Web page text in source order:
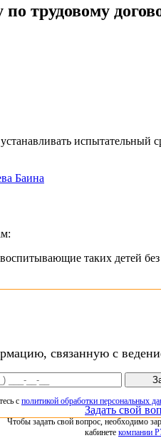
трудовому
испытательный
Баина
таких детей без
связанную с
с политикой обработки персональных
Задать свой
Чтобы задать свой вопрос, необходимо
кабинете компании